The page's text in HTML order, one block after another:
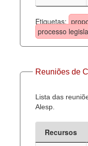
Etiquetas:
processo
Reuniões de
Lista das
Alesp.
Recursos